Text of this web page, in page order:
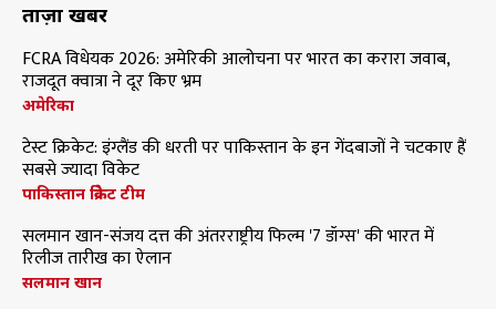
ताज़ा खबरें
FCRA विधेयक 2026: अमेरिकी आलोचना पर भारत का करारा जवाब,
राजदूत क्वात्रा ने दूर किए भ्रम
अमेरिका
टेस्ट क्रिकेट: इंग्लैंड की धरती पर पाकिस्तान के इन गेंदबाजों ने चटकाए हैं
सबसे ज्यादा विकेट
पाकिस्तान क्रिकेट टीम
सलमान खान-संजय दत्त की अंतरराष्ट्रीय फिल्म '7 डॉग्स' की भारत में
रिलीज तारीख का ऐलान
सलमान खान